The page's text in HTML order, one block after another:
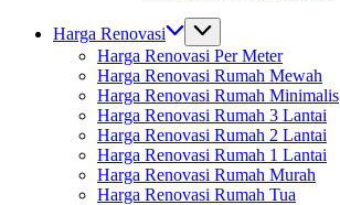
Harga Renovasi
Harga Renovasi Per Meter
Harga Renovasi Rumah Mewah
Harga Renovasi Rumah Minimalis
Harga Renovasi Rumah 3 Lantai
Harga Renovasi Rumah 2 Lantai
Harga Renovasi Rumah 1 Lantai
Harga Renovasi Rumah Murah
Harga Renovasi Rumah Tua